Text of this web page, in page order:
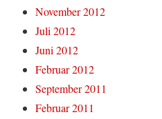
November 2012
Juli 2012
Juni 2012
Februar 2012
September 2011
Februar 2011